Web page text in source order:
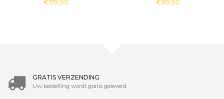
€179,90 €89,90
GRATIS VERZENDING
Uw bestelling wordt gratis geleverd.